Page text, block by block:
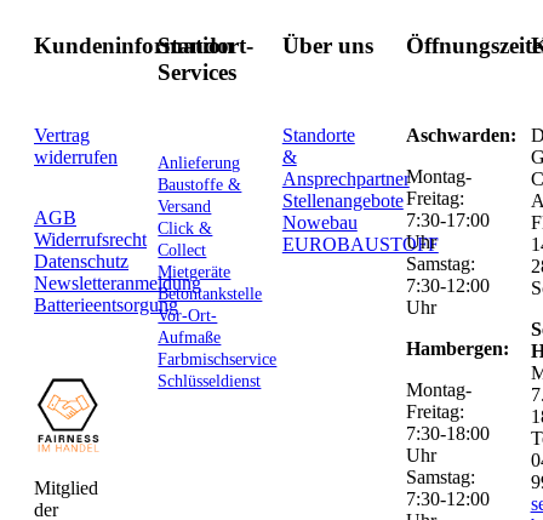
Kundeninformation
Vertrag
widerrufen
AGB
Widerrufsrecht
Datenschutz
Newsletteranmeldung
Batterieentsorgung
Mitglied
der
Standort-
Services
Anlieferung
Baustoffe &
Versand
Click &
Collect
Mietgeräte
Betontankstelle
Vor-Ort-
Aufmaße
Farbmischservice
Schlüsseldienst
Über uns
Standorte
&
Ansprechpartner
Stellenangebote
Nowebau
EUROBAUSTOFF
Aschwarden:
Montag-
Freitag:
7:30-17:00
Uhr
Samstag:
7:30-12:00
Uhr
Hambergen:
Montag-
Freitag:
7:30-18:00
Uhr
Samstag:
7:30-12:00